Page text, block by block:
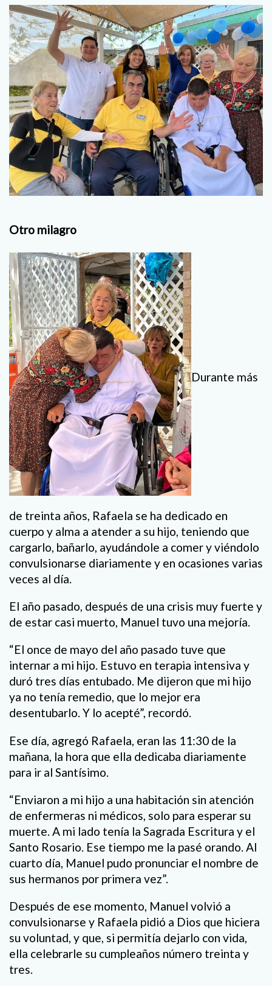
Otro milagro
Durante más
de treinta años, Rafaela se ha dedicado en
cuerpo y alma a atender a su hijo, teniendo que
cargarlo, bañarlo, ayudándole a comer y viéndolo
convulsionarse diariamente y en ocasiones varias
veces al día.
El año pasado, después de una crisis muy fuerte y
de estar casi muerto, Manuel tuvo una mejoría.
“El once de mayo del año pasado tuve que
internar a mi hijo. Estuvo en terapia intensiva y
duró tres días entubado. Me dijeron que mi hijo
ya no tenía remedio, que lo mejor era
desentubarlo. Y lo acepté”, recordó.
Ese día, agregó Rafaela, eran las 11:30 de la
mañana, la hora que ella dedicaba diariamente
para ir al Santísimo.
“Enviaron a mi hijo a una habitación sin atención
de enfermeras ni médicos, solo para esperar su
muerte. A mi lado tenía la Sagrada Escritura y el
Santo Rosario. Ese tiempo me la pasé orando. Al
cuarto día, Manuel pudo pronunciar el nombre de
sus hermanos por primera vez”.
Después de ese momento, Manuel volvió a
convulsionarse y Rafaela pidió a Dios que hiciera
su voluntad, y que, si permitía dejarlo con vida,
ella celebrarle su cumpleaños número treinta y
tres.